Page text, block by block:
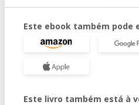
Este ebook também pode
Este livro também está à